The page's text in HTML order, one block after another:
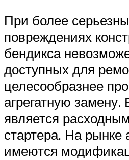
При более
повреждениях
бендикса
доступных для
целесообразнее
агрегатную замену.
является
стартера. На рынке
имеются